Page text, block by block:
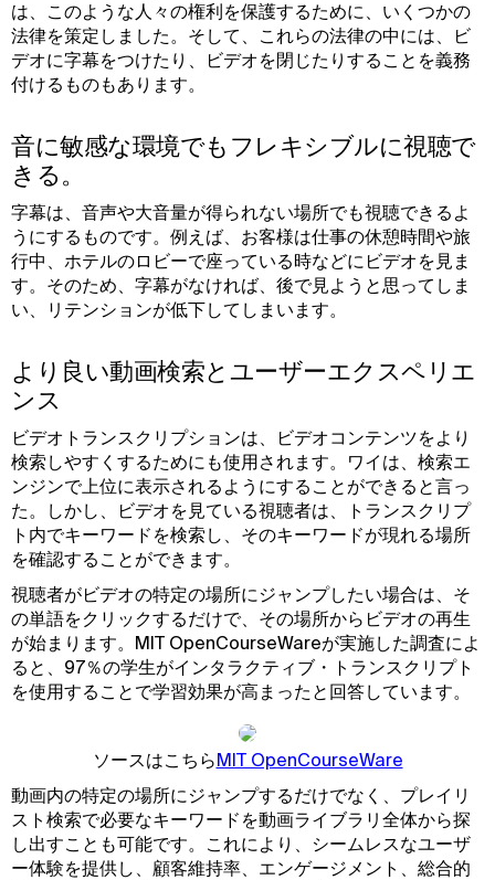
は、このような人々の権利を保護するために、いくつかの
法律を策定しました。そして、これらの法律の中には、ビ
デオに字幕をつけたり、ビデオを閉じたりすることを義務
付けるものもあります。
音に敏感な環境でもフレキシブルに視聴で
きる。
字幕は、音声や大音量が得られない場所でも視聴できるよ
うにするものです。例えば、お客様は仕事の休憩時間や旅
行中、ホテルのロビーで座っている時などにビデオを見ま
す。そのため、字幕がなければ、後で見ようと思ってしま
い、リテンションが低下してしまいます。
より良い動画検索とユーザーエクスペリエ
ンス
ビデオトランスクリプションは、ビデオコンテンツをより
検索しやすくするためにも使用されます。ワイは、検索エ
ンジンで上位に表示されるようにすることができると言っ
た。しかし、ビデオを見ている視聴者は、トランスクリプ
ト内でキーワードを検索し、そのキーワードが現れる場所
を確認することができます。
視聴者がビデオの特定の場所にジャンプしたい場合は、そ
の単語をクリックするだけで、その場所からビデオの再生
が始まります。MIT OpenCourseWareが実施した調査によ
ると、97％の学生がインタラクティブ・トランスクリプト
を使用することで学習効果が高まったと回答しています。
ソースはこちらMIT OpenCourseWare
動画内の特定の場所にジャンプするだけでなく、プレイリ
スト検索で必要なキーワードを動画ライブラリ全体から探
し出すことも可能です。これにより、シームレスなユーザ
ー体験を提供し、顧客維持率、エンゲージメント、総合的